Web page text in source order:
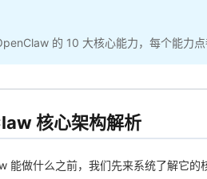
的 10 大核心能力，每个能力
核心架构解析
能做什么之前，我们先来系统了解它